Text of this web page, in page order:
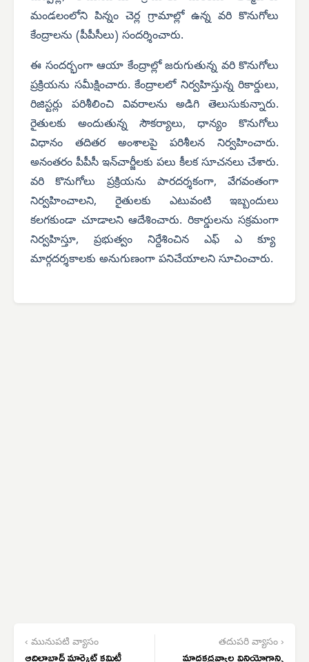
మండలంలోని పిన్నం చెర్ల గ్రామాల్లో ఉన్న వరి కొనుగోలు
కేంద్రాలను (పీపీసీలు) సందర్శించారు.
ఈ సందర్భంగా ఆయా కేంద్రాల్లో జరుగుతున్న వరి కొనుగోలు
ప్రక్రియను సమీక్షించారు. కేంద్రాలలో నిర్వహిస్తున్న రికార్డులు,
రిజిస్టర్లు పరిశీలించి వివరాలను అడిగి తెలుసుకున్నారు.
రైతులకు అందుతున్న సౌకర్యాలు, ధాన్యం కొనుగోలు
విధానం తదితర అంశాలపై పరిశీలన నిర్వహించారు.
అనంతరం పీపీసీ ఇన్‌చార్జీలకు పలు కీలక సూచనలు చేశారు.
వరి కొనుగోలు ప్రక్రియను పారదర్శకంగా, వేగవంతంగా
నిర్వహించాలని, రైతులకు ఎటువంటి ఇబ్బందులు
కలగకుండా చూడాలని ఆదేశించారు. రికార్డులను సక్రమంగా
నిర్వహిస్తూ, ప్రభుత్వం నిర్దేశించిన ఎఫ్ ఎ క్యూ
మార్గదర్శకాలకు అనుగుణంగా పనిచేయాలని సూచించారు.
‹ మునుపటి వ్యాసం
ఆదిలాబాద్ మార్కెట్ కమిటీ
తదుపరి వ్యాసం ›
మాదకద్రవ్యాల వినియోగాన్ని